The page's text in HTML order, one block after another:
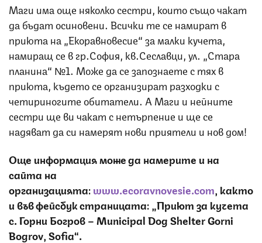
Маги има още няколко сестри, които също чакат
да бъдат осиновени. Всички те се намират в
приюта на „Екоравновесие“ за малки кучета,
намиращ се в гр.София, кв.Сеславци, ул. „Стара
планина“ №1. Може да се запознаете с тях в
приюта, където се организират разходки с
четириногите обитатели. А Маги и нейните
сестри ще ви чакат с нетърпение и ще се
надяват да си намерят нови приятели и нов дом!
Още информация може да намерите и на
сайта на
организацията:www.ecoravnovesie.com , както
и във фейсбук страницата: „Приют за кучета
с. Горни Богров – Municipal Dog Shelter Gorni
Bogrov, Sofia​“.